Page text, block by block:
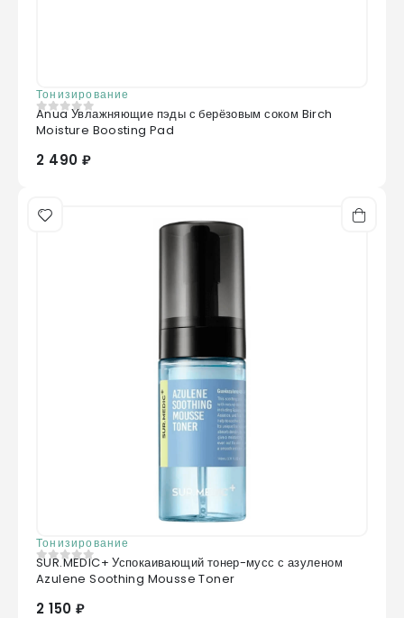
Тонизирование
0из 5
Anua Увлажняющие пэды с берёзовым соком Birch
Moisture Boosting Pad
2 490 ₽
Тонизирование
0 из 5
SUR.MEDIC+ Успокаивающий тонер-мусс с азуленом
Azulene Soothing Mousse Toner
2 150 ₽